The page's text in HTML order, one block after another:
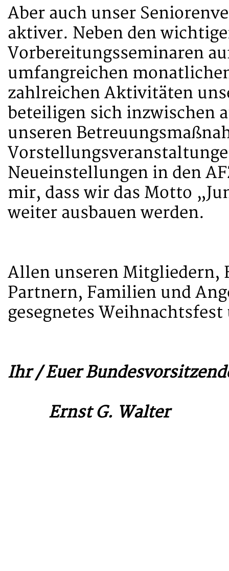
Aber auch unser
aktiver. Neben den
Vorbereitungsseminaren
umfangreichen
zahlreichen Aktivitäten
beteiligen sich inzwischen
unseren
Neueinstellungen in den
mir, dass wir das Motto
weiter ausbauen werden.
Allen unseren Mitgliedern,
Partnern, Familien und
gesegnetes
Ihr / Euer
Ernst G. Walter